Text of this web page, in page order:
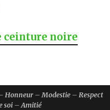
ceinture noire
Honneur – Modestie – Respect
soi – Amitié